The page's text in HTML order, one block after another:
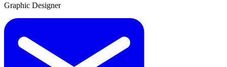
Graphic Designer